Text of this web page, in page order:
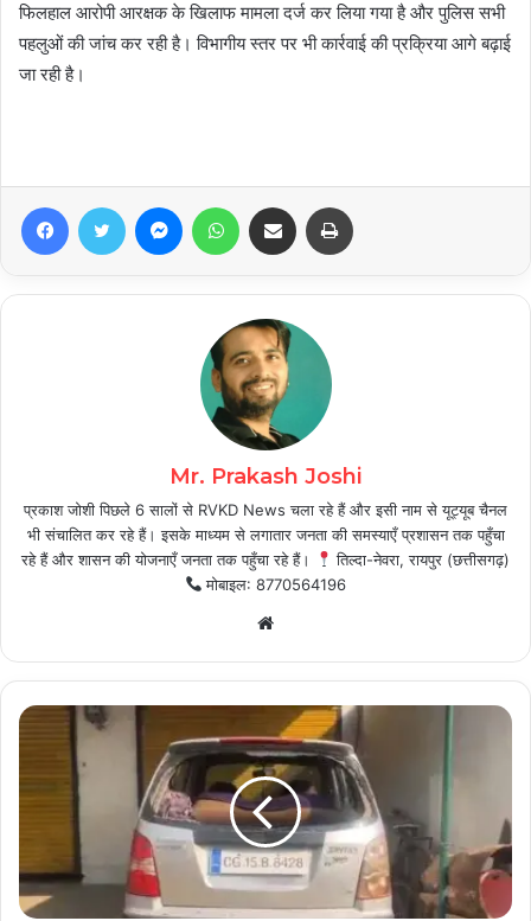
फिलहाल आरोपी आरक्षक के खिलाफ मामला दर्ज कर लिया गया है और पुलिस सभी
पहलुओं की जांच कर रही है। विभागीय स्तर पर भी कार्रवाई की प्रक्रिया आगे बढ़ाई
जा रही है।
FacebookTwitter MessengerWhatsAppShare via Email
Mr. Prakash Joshi
प्रकाश जोशी पिछले 6 सालों से RVKD News चला रहे हैं और इसी नाम से यूट्यूब चैनल
भी संचालित कर रहे हैं। इसके माध्यम से लगातार जनता की समस्याएँ प्रशासन तक पहुँचा
रहे हैं और शासन की योजनाएँ जनता तक पहुँचा रहे हैं।
तिल्दा-नेवरा, रायपुर (छत्तीसगढ़)
मोबाइल: 8770564196
Website